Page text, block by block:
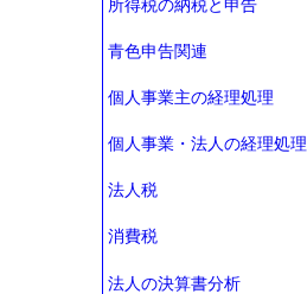
所得税の納税と申告
青色申告関連
個人事業主の経理処理
個人事業・法人の経理処理
法人税
消費税
法人の決算書分析